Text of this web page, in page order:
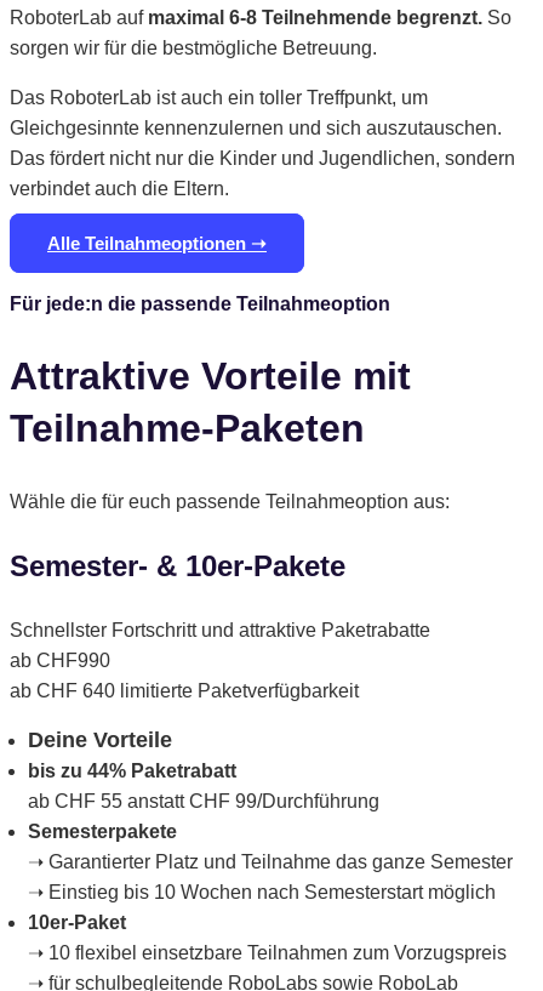
RoboterLab auf maximal 6-8 Teilnehmende begrenzt. So
sorgen wir für die bestmögliche Betreuung.
Das RoboterLab ist auch ein toller Treffpunkt, um
Gleichgesinnte kennenzulernen und sich auszutauschen.
Das fördert nicht nur die Kinder und Jugendlichen, sondern
verbindet auch die Eltern.
Alle Teilnahmeoptionen ➝
Für jede:n die passende Teilnahmeoption
Attraktive Vorteile mit
Teilnahme-Paketen
Wähle die für euch passende Teilnahmeoption aus:
Semester- & 10er-Pakete
Schnellster Fortschritt und attraktive Paketrabatte
ab CHF990
ab CHF 640 limitierte Paketverfügbarkeit
Deine Vorteile
bis zu 44% Paketrabatt
ab CHF 55 anstatt CHF 99/Durchführung
Semesterpakete
➝ Garantierter Platz und Teilnahme das ganze Semester
➝ Einstieg bis 10 Wochen nach Semesterstart möglich
10er-Paket
➝ 10 flexibel einsetzbare Teilnahmen zum Vorzugspreis
➝ für schulbegleitende RoboLabs sowie RoboLab